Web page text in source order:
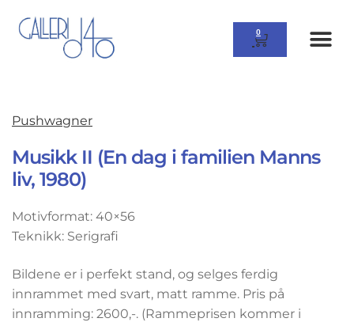
0
Pushwagner
Musikk II (En dag i familien Manns
liv, 1980)
Motivformat: 40×56
Teknikk: Serigrafi
Bildene er i perfekt stand, og selges ferdig
innrammet med svart, matt ramme. Pris på
innramming: 2600,-. (Rammeprisen kommer i